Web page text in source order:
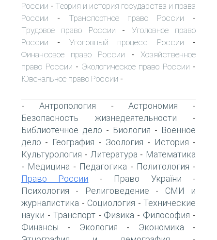
России - Теория и история государства и права
России - Транспортное право России -
Трудовое право России - Уголовное право
России - Уголовный процесс России -
Финансовое право России - Хозяйственное
право России - Экологическое право России -
Ювенальное право России -
- Антропология -Астрономия -
Безопасность жизнедеятельности -
Библиотечное дело - Биология - Военное
дело - География - Зоология - История -
Культурология - Литература - Математика
- Медицина - Педагогика - Политология -
Право России - Право України -
Психология - Религоведение - СМИ и
журналистика - Социология - Технические
науки - Транспорт- Физика - Философия -
Финансы - Экология - Экономика -